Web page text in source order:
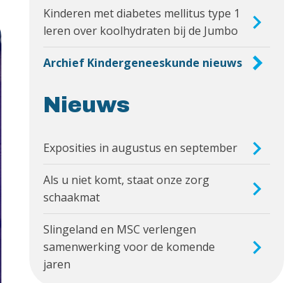
Kinderen met diabetes mellitus type 1
leren over koolhydraten bij de Jumbo
Archief Kindergeneeskunde nieuws
Nieuws
Exposities in augustus en september
Als u niet komt, staat onze zorg
schaakmat
Slingeland en MSC verlengen
samenwerking voor de komende
jaren